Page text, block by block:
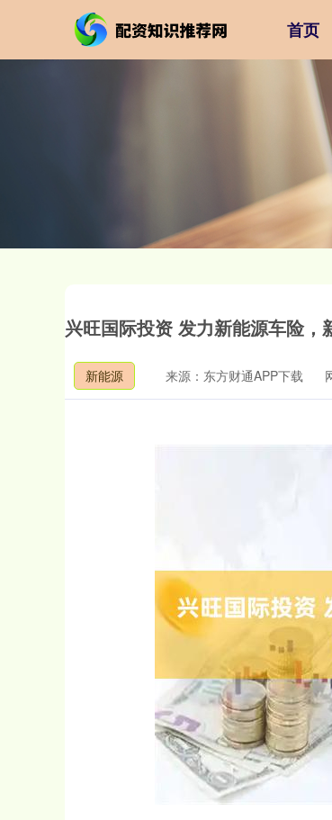
首页
兴旺国际投资 发力新能源车险
新能源 来源：东方财通APP下载
14070.78